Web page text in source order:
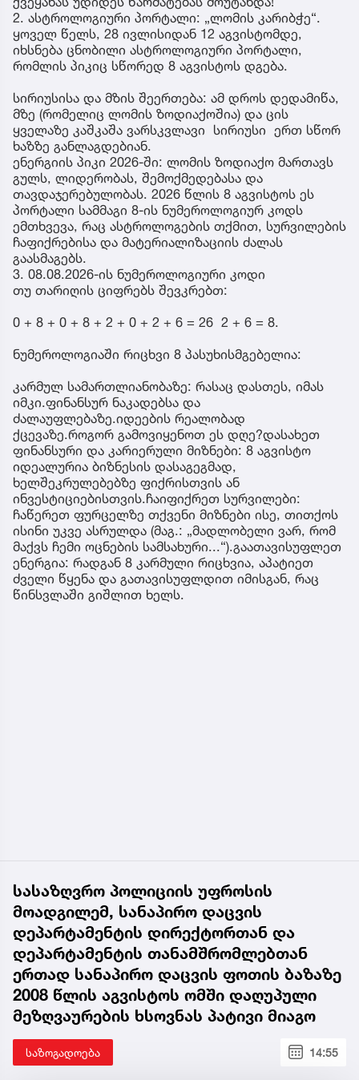
2. ასტროლოგიური პორტალი: „ლომის კარიბჭე“.
ყოველ წელს, 28 ივლისიდან 12 აგვისტომდე,
იხსნება ცნობილი ასტროლოგიური პორტალი,
რომლის პიკიც სწორედ 8 აგვისტოს დგება.
სირიუსისა და მზის შეერთება: ამ დროს დედამიწა,
მზე (რომელიც ლომის ზოდიაქოშია) და ცის
ყველაზე კაშკაშა ვარსკვლავი სირიუსი ერთ სწორ
ხაზზე განლაგდებიან.
ენერგიის პიკი 2026-ში: ლომის ზოდიაქო მართავს
გულს, ლიდერობას, შემოქმედებასა და
თავდაჯერებულობას. 2026 წლის 8 აგვისტოს ეს
პორტალი სამმაგი 8-ის ნუმეროლოგიურ კოდს
ემთხვევა, რაც ასტროლოგების თქმით, სურვილების
ჩაფიქრებისა და მატერიალიზაციის ძალას
გაასმაგებს.
3. 08.08.2026-ის ნუმეროლოგიური კოდი
თუ თარიღის ციფრებს შევკრებთ:
0 + 8 + 0 + 8 + 2 + 0 + 2 + 6 = 26 2 + 6 = 8.
ნუმეროლოგიაში რიცხვი 8 პასუხისმგებელია:
კარმულ სამართლიანობაზე: რასაც დასთეს, იმას
იმკი.ფინანსურ ნაკადებსა და
ძალაუფლებაზე.იდეების რეალობად
ქცევაზე.როგორ გამოვიყენოთ ეს დღე?დასახეთ
ფინანსური და კარიერული მიზნები: 8 აგვისტო
იდეალურია ბიზნესის დასაგეგმად,
ხელშეკრულებებზე ფიქრისთვის ან
ინვესტიციებისთვის.ჩაიფიქრეთ სურვილები:
ჩაწერეთ ფურცელზე თქვენი მიზნები ისე, თითქოს
ისინი უკვე ასრულდა (მაგ.: „მადლობელი ვარ, რომ
მაქვს ჩემი ოცნების სამსახური...“).გაათავისუფლეთ
ენერგია: რადგან 8 კარმული რიცხვია, აპატიეთ
ძველი წყენა და გათავისუფლდით იმისგან, რაც
წინსვლაში გიშლით ხელს.
სასაზღვრო პოლიციის უფროსის
მოადგილემ, სანაპირო დაცვის
დეპარტამენტის დირექტორთან და
დეპარტამენტის თანამშრომლებთან
ერთად სანაპირო დაცვის ფოთის ბაზაზე
2008 წლის აგვისტოს ომში დაღუპული
მეზღვაურების ხსოვნას პატივი მიაგო
საზოგადოება 14:55